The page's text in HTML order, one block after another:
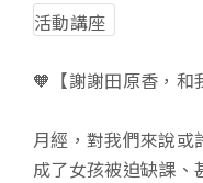
活動講座
🧡【謝謝田原香，和
月經，對我們來說或
成了女孩被迫缺課、